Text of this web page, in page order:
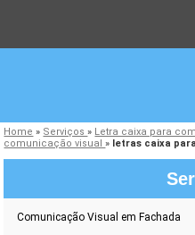
Home » Serviços» Letra caixa para
comunicação visual» letras caixa
Comunicação Visual em Fachada